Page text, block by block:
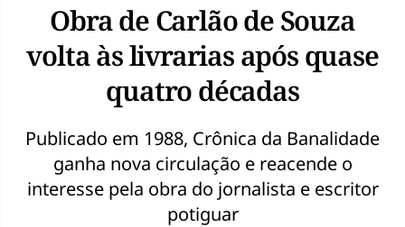
Obra de Carlão de Souza
volta às livrarias após quase
quatro décadas
Publicado em 1988, Crônica da Banalidade
ganha nova circulação e reacende o
interesse pela obra do jornalista e escritor
potiguar